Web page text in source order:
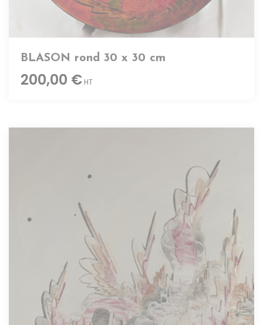
BLASON rond 30 x 30 cm
200,00 € HT